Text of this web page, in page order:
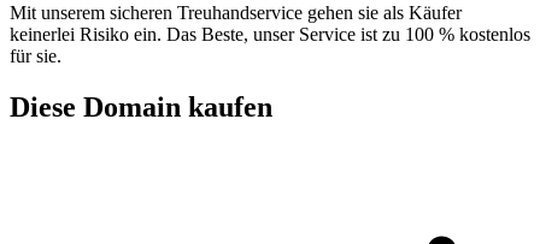
Mit unserem sicheren Treuhandservice gehen sie als Käufer
keinerlei Risiko ein. Das Beste, unser Service ist zu 100 % kostenlos
für sie.
Diese Domain kaufen